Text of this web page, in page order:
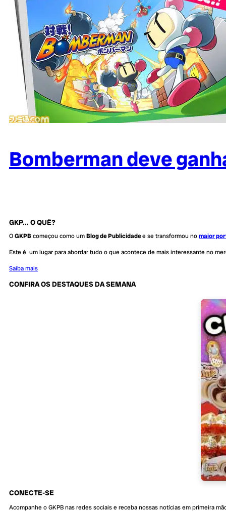
Bomberman deve
GKP... O QUÊ?
OGKPBcomeçou como umBlog de Publicidadee se transformou nomaior
Este é um lugar para abordar tudo o que acontece de mais interessante no
Saiba mais
CONFIRA OS DESTAQUES DA SEMANA
CONECTE-SE
Acompanhe o GKPB nas redes sociais e receba nossas notícias em primeira